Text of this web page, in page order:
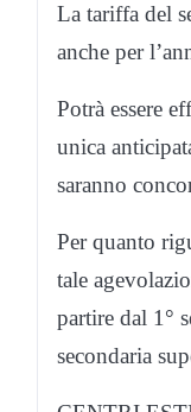
La tariffa del
anche per
Potrà essere
unica
saranno
Per quanto
tale
partire dal 1°
secondaria